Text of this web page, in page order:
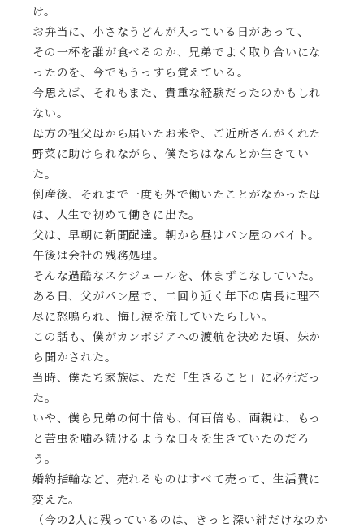
け。
お弁当に、小さなうどんが入っている日があって、
その一杯を誰が食べるのか、兄弟でよく取り合いにな
ったのを、今でもうっすら覚えている。
今思えば、それもまた、貴重な経験だったのかもしれ
ない。
母方の祖父母から届いたお米や、ご近所さんがくれた
野菜に助けられながら、僕たちはなんとか生きてい
た。
倒産後、それまで一度も外で働いたことがなかった母
は、人生で初めて働きに出た。
父は、早朝に新聞配達。朝から昼はパン屋のバイト。
午後は会社の残務処理。
そんな過酷なスケジュールを、休まずこなしていた。
ある日、父がパン屋で、二回り近く年下の店長に理不
尽に怒鳴られ、悔し涙を流していたらしい。
この話も、僕がカンボジアへの渡航を決めた頃、妹か
ら聞かされた。
当時、僕たち家族は、ただ「生きること」に必死だっ
た。
いや、僕ら兄弟の何十倍も、何百倍も、両親は、もっ
と苦虫を噛み続けるような日々を生きていたのだろ
う。
婚約指輪など、売れるものはすべて売って、生活費に
変えた。
（今の2人に残っているのは、きっと深い絆だけなのか